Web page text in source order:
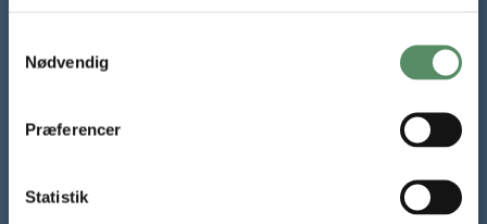
Indsamle præcise oplysninger om din placering,
der kan være nøjagtig inden for få meter
Identificere din enhed baseret på en scanning af
Nødvendig
Præferencer
Statistik